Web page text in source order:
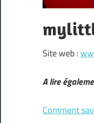
Site web :
A lire
Comment